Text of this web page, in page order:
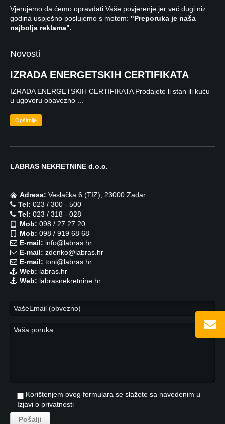
Vjerujemo da ćemo opravdati Vaše povjerenje jer već dugi niz
godina uspješno poslujemo s motom: "Preporuka je naša
najbolja reklama".
Novosti
IZRADA ENERGETSKIH CERTIFIKATA
IZRADA ENERGETSKIH CERTIFIKATA Prodajete li stan ili kuću
u ugovoru obavezno ...
Opširnije
LABRAS NEKRETNINE d.o.o.
Adresa: Veslačka 6 (TIZ), 23000 Zadar
Tel: 023 / 300 - 500
Tel: 023 / 318 - 028
Mob: 098 / 27 27 20
Mob: 098 / 919 68 68
E-mail: info@labras.hr
E-mail: zdenko@labras.hr
E-mail: toni@labras.hr
Web: labras.hr
Web: labrasnekretnine.hr
Korištenjem ovog formulara se slažete sa navedenim u
Izjavi o privatnosti